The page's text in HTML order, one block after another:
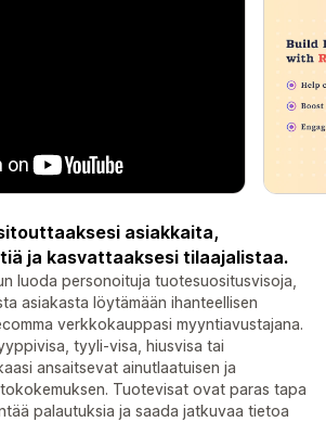
asiakkaita,
ja kasvattaaksesi tilaajalistaa.
luoda personoituja tuotesuositusvisoja,
asiakasta löytämään ihanteellisen
verkkokauppasi myyntiavustajana.
tyyli-visa, hiusvisa tai
ansaitsevat ainutlaatuisen ja
Tuotevisat ovat paras tapa
palautuksia ja saada jatkuvaa tietoa